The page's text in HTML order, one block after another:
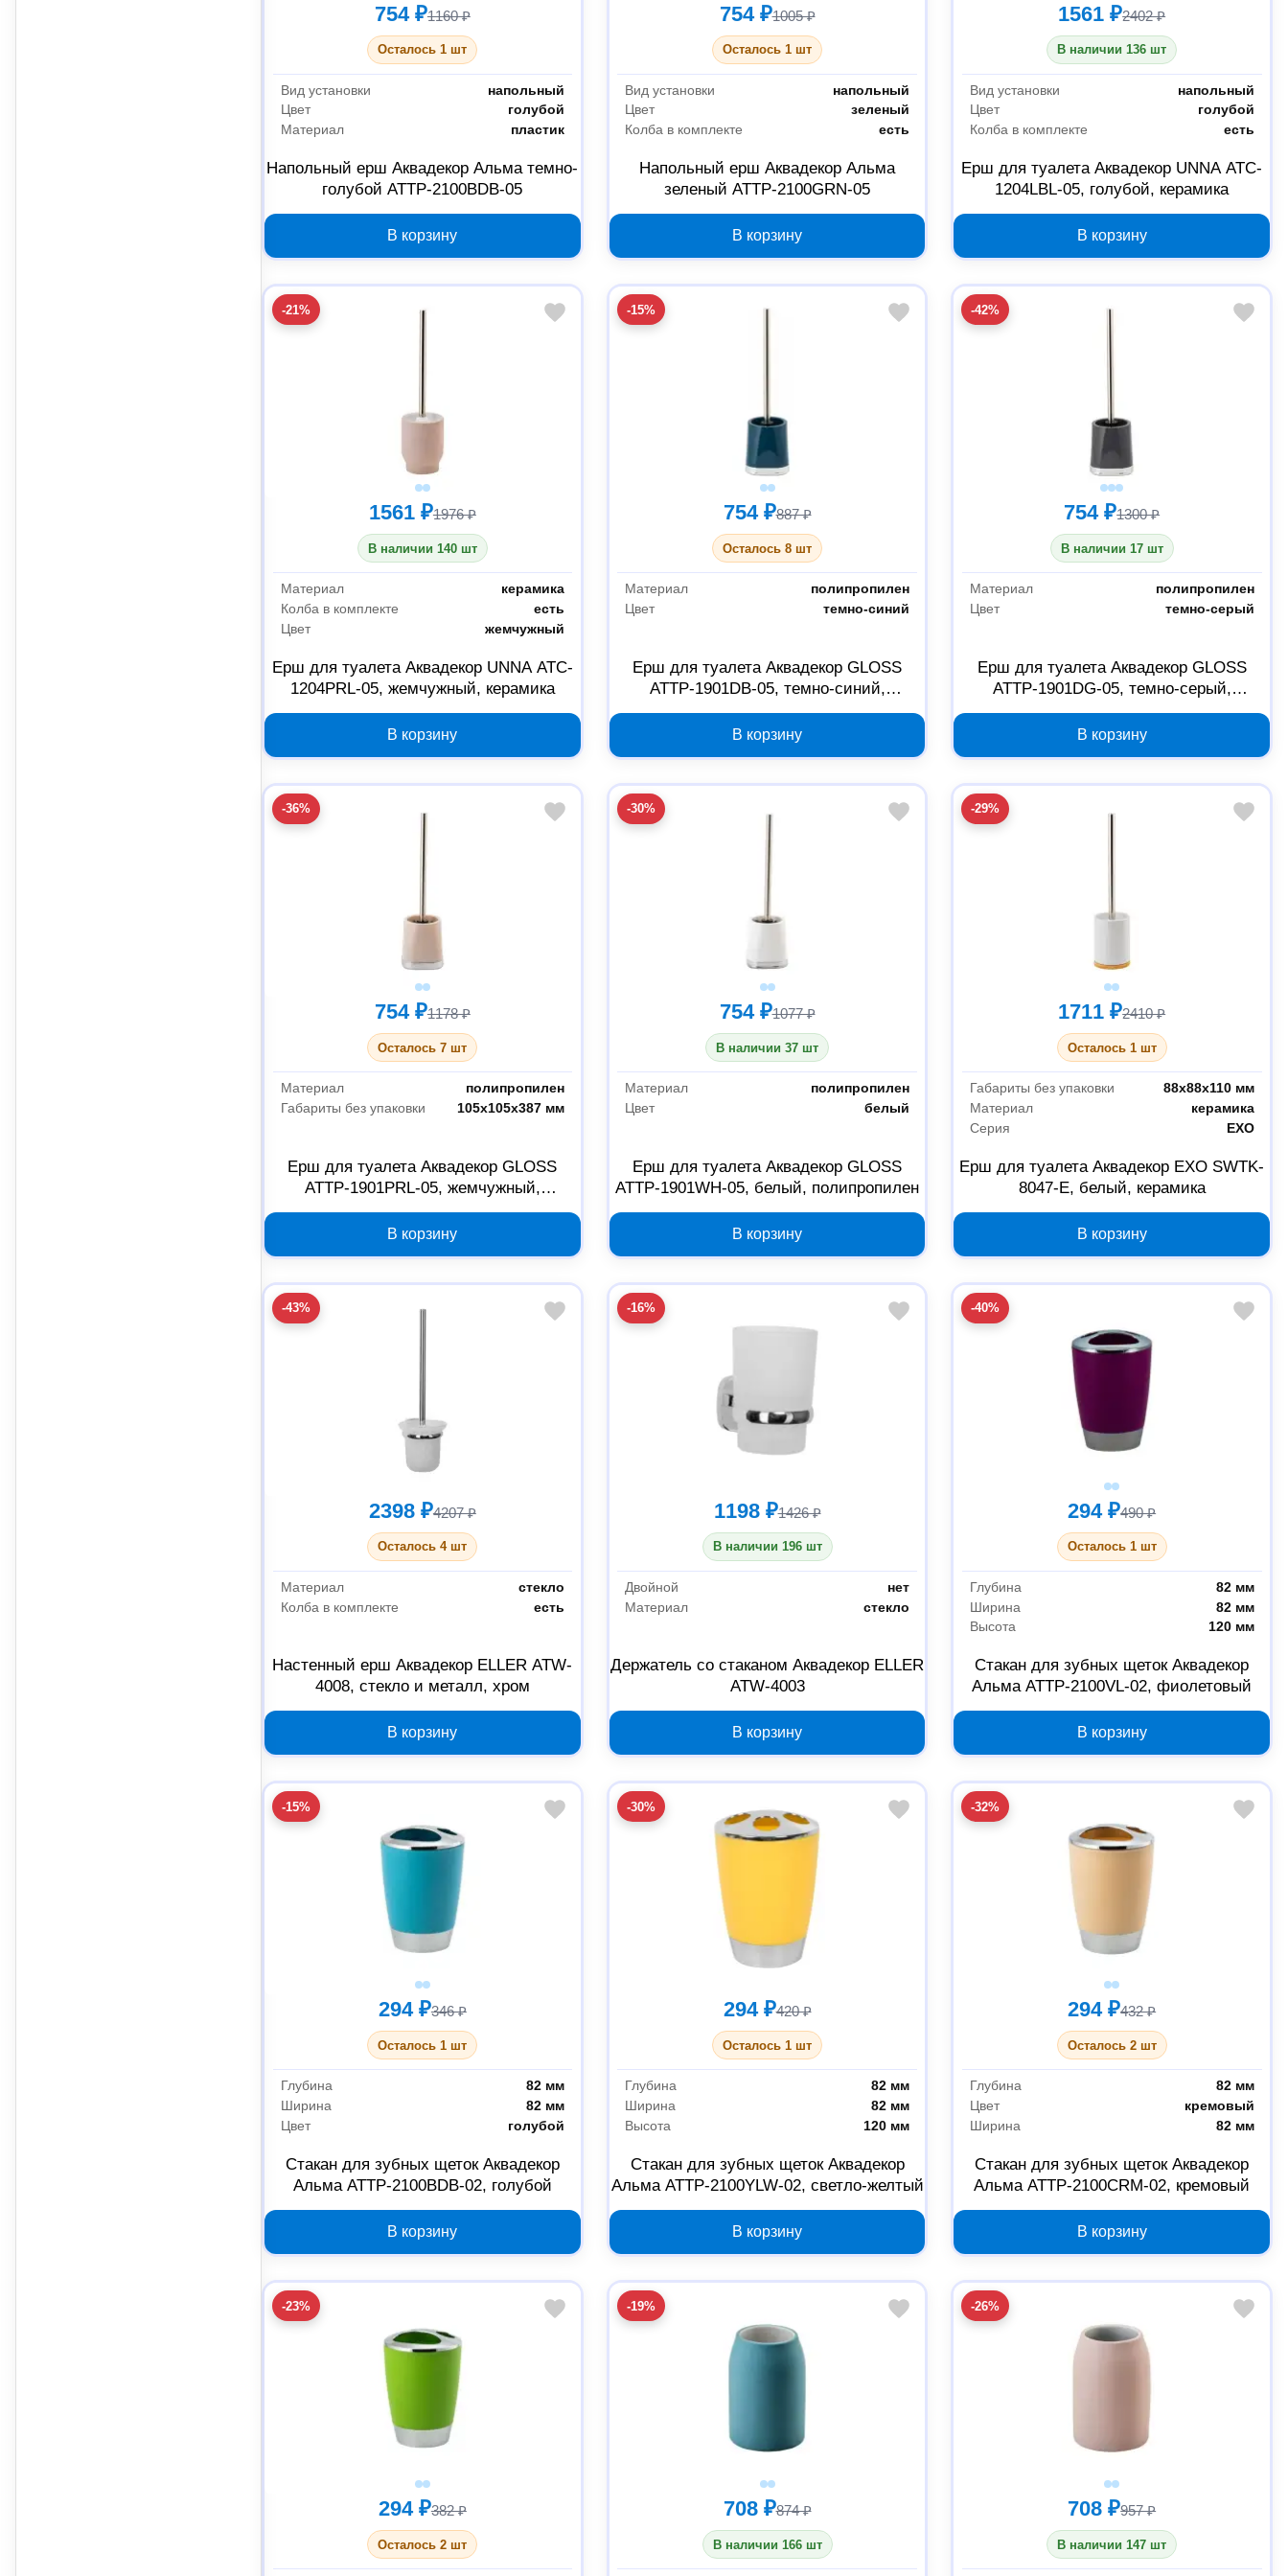
754 ₽1160 ₽
Осталось 1 шт
Вид установки
напольный
Цвет
голубой
Материал
пластик
Напольный ерш Аквадекор Альма темно-
голубой ATTP-2100BDB-05
В корзину
754 ₽1005 ₽
Осталось 1 шт
Вид установки
напольный
Цвет
зеленый
Колба в комплекте
есть
Напольный ерш Аквадекор Альма
зеленый ATTP-2100GRN-05
В корзину
1561 ₽2402 ₽
В наличии 136 шт
Вид установки
напольный
Цвет
голубой
Колба в комплекте
есть
Ерш для туалета Аквадекор UNNA ATC-
1204LBL-05, голубой, керамика
В корзину
-21%
1561 ₽1976 ₽
В наличии 140 шт
Материал
керамика
Колба в комплекте
есть
Цвет
жемчужный
Ерш для туалета Аквадекор UNNA ATC-
1204PRL-05, жемчужный, керамика
В корзину
-15%
754 ₽887 ₽
Осталось 8 шт
Материал
полипропилен
Цвет
темно-синий
Ерш для туалета Аквадекор GLOSS
ATTP-1901DB-05, темно-синий,
полипропилен
В корзину
-42%
754 ₽1300 ₽
В наличии 17 шт
Материал
полипропилен
Цвет
темно-серый
Ерш для туалета Аквадекор GLOSS
ATTP-1901DG-05, темно-серый,
полипропилен
В корзину
-36%
754 ₽1178 ₽
Осталось 7 шт
Материал
полипропилен
Габариты без упаковки
105х105х387 мм
Ерш для туалета Аквадекор GLOSS
ATTP-1901PRL-05, жемчужный,
полипропилен
В корзину
-30%
754 ₽1077 ₽
В наличии 37 шт
Материал
полипропилен
Цвет
белый
Ерш для туалета Аквадекор GLOSS
ATTP-1901WH-05, белый, полипропилен
В корзину
-29%
1711 ₽2410 ₽
Осталось 1 шт
Габариты без упаковки
88х88х110 мм
Материал
керамика
Серия
EXO
Ерш для туалета Аквадекор EXO SWTK-
8047-E, белый, керамика
В корзину
-43%
2398 ₽4207 ₽
Осталось 4 шт
Материал
стекло
Колба в комплекте
есть
Настенный ерш Аквадекор ELLER ATW-
4008, стекло и металл, хром
В корзину
-16%
1198 ₽1426 ₽
В наличии 196 шт
Двойной
нет
Материал
стекло
Держатель со стаканом Аквадекор ELLER
ATW-4003
В корзину
-40%
294 ₽490 ₽
Осталось 1 шт
Глубина
82 мм
Ширина
82 мм
Высота
120 мм
Стакан для зубных щеток Аквадекор
Альма ATTP-2100VL-02, фиолетовый
В корзину
-15%
294 ₽346 ₽
Осталось 1 шт
Глубина
82 мм
Ширина
82 мм
Цвет
голубой
Стакан для зубных щеток Аквадекор
Альма ATTP-2100BDB-02, голубой
В корзину
-30%
294 ₽420 ₽
Осталось 1 шт
Глубина
82 мм
Ширина
82 мм
Высота
120 мм
Стакан для зубных щеток Аквадекор
Альма ATTP-2100YLW-02, светло-желтый
В корзину
-32%
294 ₽432 ₽
Осталось 2 шт
Глубина
82 мм
Цвет
кремовый
Ширина
82 мм
Стакан для зубных щеток Аквадекор
Альма ATTP-2100CRM-02, кремовый
В корзину
-23%
294 ₽382 ₽
Осталось 2 шт
-19%
708 ₽874 ₽
В наличии 166 шт
-26%
708 ₽957 ₽
В наличии 147 шт